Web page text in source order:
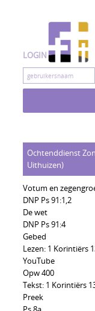
LOGIN
Ochtenddienst
Uithuizen)
Votum en
DNP Ps 91:1,2
De wet
DNP Ps 91:4
Gebed
Lezen: 1 Korintiërs
YouTube
Opw 400
Tekst: 1 Korintiërs
Preek